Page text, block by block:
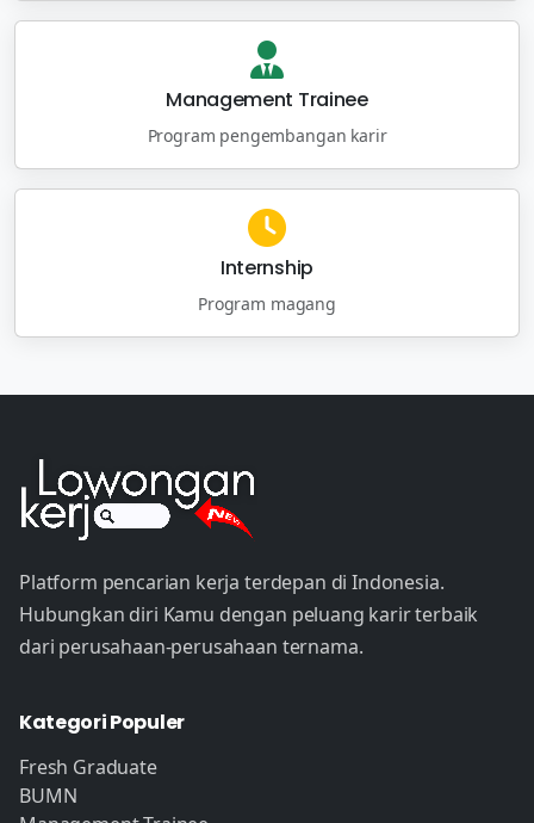
Management Trainee
Program pengembangan karir
Internship
Program magang
Platform pencarian kerja terdepan di Indonesia.
Hubungkan diri Kamu dengan peluang karir terbaik
dari perusahaan-perusahaan ternama.
Kategori Populer
Fresh Graduate
BUMN